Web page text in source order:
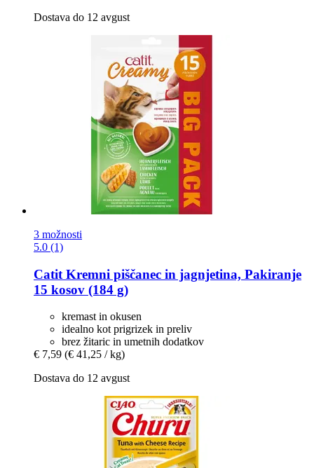
Dostava do 12 avgust
3 možnosti
5.0 (1)
Catit Kremni piščanec in jagnjetina, Pakiranje
15 kosov (184 g)
kremast in okusen
idealno kot prigrizek in preliv
brez žitaric in umetnih dodatkov
€ 7,59 (€ 41,25 / kg)
Dostava do 12 avgust